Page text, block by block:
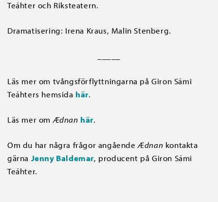
Teáhter och Riksteatern.
Dramatisering: Irena Kraus, Malin Stenberg.
Läs mer om tvångsförflyttningarna på Giron Sámi
Teáhters hemsida här.
Läs mer omÆdnan här.
Om du har några frågor angåendeÆdnan kontakta
gärna Jenny Baldemar, producent på Giron Sámi
Teáhter.